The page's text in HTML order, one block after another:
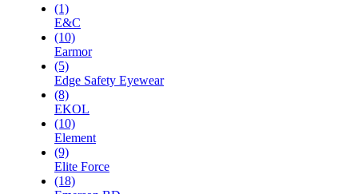
(1)
E&C
(10)
Earmor
(5)
Edge Safety Eyewear
(8)
EKOL
(10)
Element
(9)
Elite Force
(18)